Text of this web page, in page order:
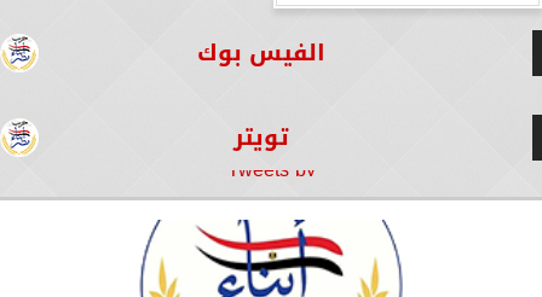
الفيس بوك
تويتر
Tweets by